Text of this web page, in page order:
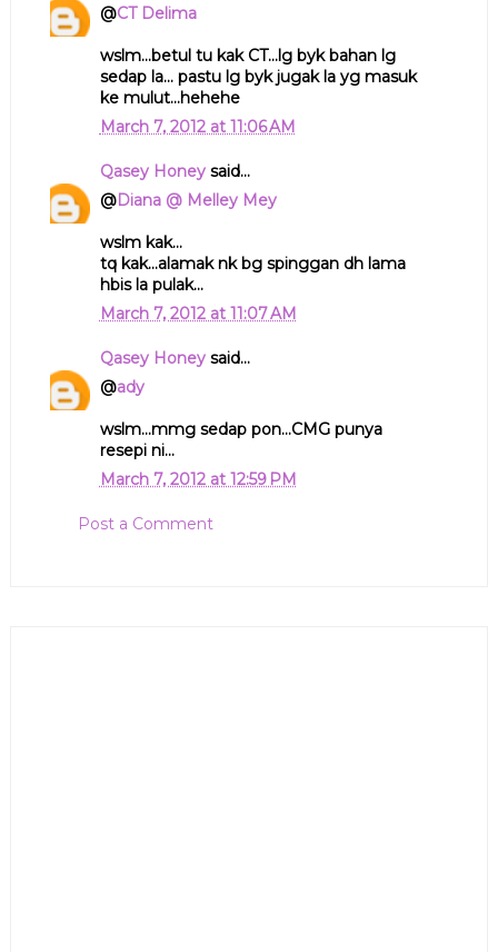
@CT Delima
wslm...betul tu kak CT...lg byk bahan lg
sedap la... pastu lg byk jugak la yg masuk
ke mulut...hehehe
March 7, 2012 at 11:06 AM
Qasey Honeysaid...
@Diana @ Melley Mey
wslm kak...
tq kak...alamak nk bg spinggan dh lama
hbis la pulak...
March 7, 2012 at 11:07 AM
Qasey Honeysaid...
@ady
wslm...mmg sedap pon...CMG punya
resepi ni...
March 7, 2012 at 12:59 PM
Post a Comment